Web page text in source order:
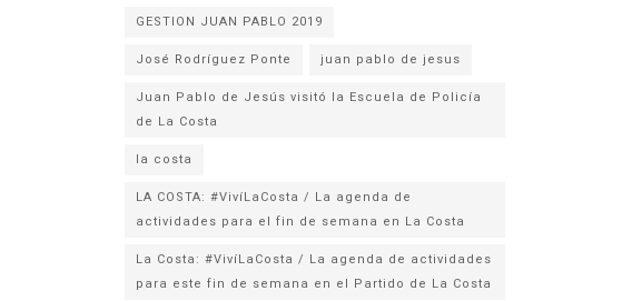
GESTION JUAN PABLO 2019
José Rodríguez Ponte
juan pablo de jesus
Juan Pablo de Jesús visitó la Escuela de Policía
la costa
LA COSTA: #VivíLaCosta / La agenda de
actividades para el fin de semana en La Costa
La Costa: #VivíLaCosta / La agenda de actividades
para este fin de semana en el Partido de La Costa